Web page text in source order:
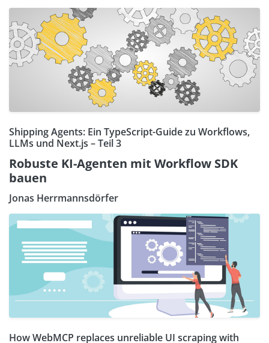
Shipping Agents: Ein TypeScript-Guide zu Workflows,
LLMs und Next.js – Teil 3
Robuste KI-Agenten mit Workflow SDK
bauen
Jonas Herrmannsdörfer
How WebMCP replaces unreliable UI scraping with